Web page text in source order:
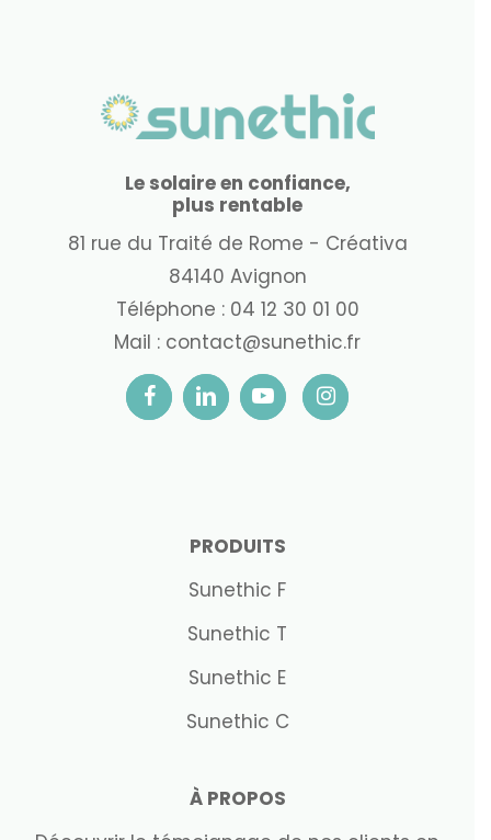
Le solaire en confiance,
plus rentable
81 rue du Traité de Rome - Créativa
84140 Avignon
Téléphone : 04 12 30 01 00
Mail : contact@sunethic.fr
PRODUITS
Sunethic F
Sunethic T
Sunethic E
Sunethic C
À PROPOS